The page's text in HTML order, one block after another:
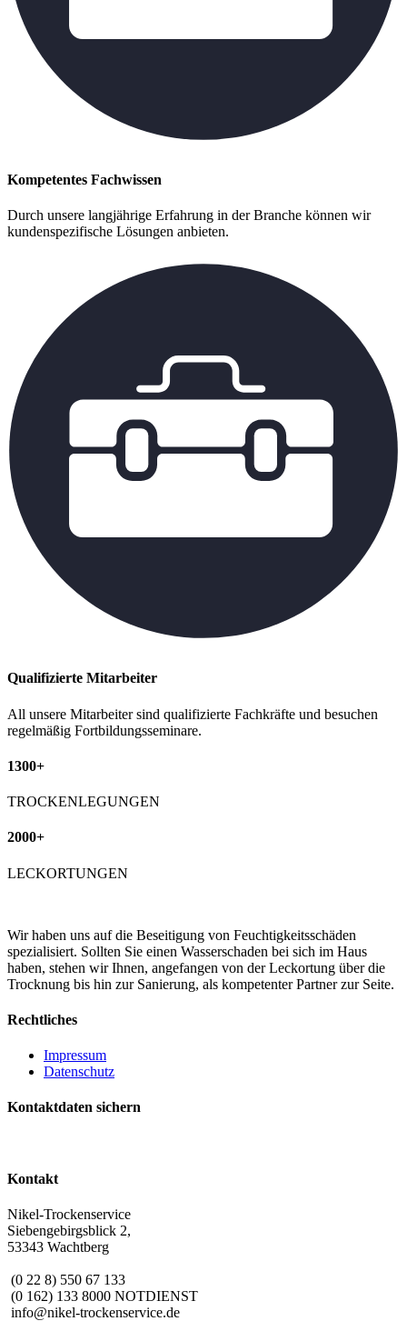
Kompetentes Fachwissen
Durch unsere langjährige Erfahrung in der Branche können wir
kundenspezifische Lösungen anbieten.
Qualifizierte Mitarbeiter
All unsere Mitarbeiter sind qualifizierte Fachkräfte und besuchen
regelmäßig Fortbildungsseminare.
1300+
TROCKENLEGUNGEN
2000+
LECKORTUNGEN
Wir haben uns auf die Beseitigung von Feuchtigkeitsschäden
spezialisiert. Sollten Sie einen Wasserschaden bei sich im Haus
haben, stehen wir Ihnen, angefangen von der Leckortung über die
Trocknung bis hin zur Sanierung, als kompetenter Partner zur Seite.
Rechtliches
Impressum
Datenschutz
Kontaktdaten sichern
Kontakt
Nikel-Trockenservice
Siebengebirgsblick 2,
53343 Wachtberg
(0 22 8) 550 67 133
(0 162) 133 8000 NOTDIENST
info@nikel-trockenservice.de